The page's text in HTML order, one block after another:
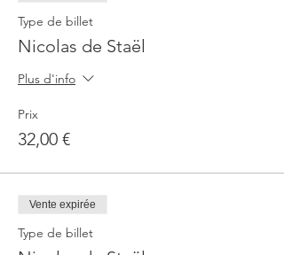
Type de billet
Nicolas de Staël
Plus d'info
Prix
32,00 €
Vente expirée
Type de billet